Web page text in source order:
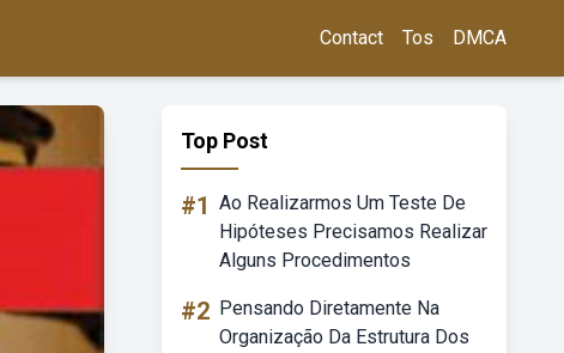
Contact Tos DMCA
Top Post
#1 Ao Realizarmos Um Teste De
Hipóteses Precisamos Realizar
Alguns Procedimentos
#2 Pensando Diretamente Na
Organização Da Estrutura Dos